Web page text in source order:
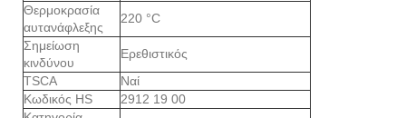
Θερμοκρασία
αυτανάφλεξης
220 °C
Σημείωση
κινδύνου
Ερεθιστικός
TSCA
Ναί
Κωδικός HS
2912 19 00